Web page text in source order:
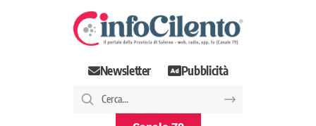
Newsletter Pubblicità